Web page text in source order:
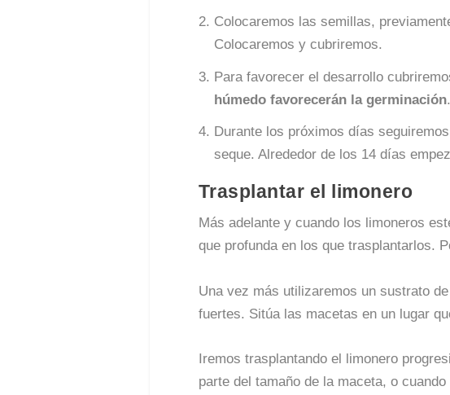
Colocaremos las semillas,
Colocaremos y cubriremos.
Para favorecer el desarrollo
húmedo favorecerán la germinación
Durante los próximos días
seque. Alrededor de los 14 días
Trasplantar el limonero
Más adelante y cuando los limoneros
que profunda en los que trasplantarlos.
Una vez más utilizaremos un sustrato
fuertes. Sitúa las macetas en un lugar
Iremos trasplantando el limonero
parte del tamaño de la maceta, o